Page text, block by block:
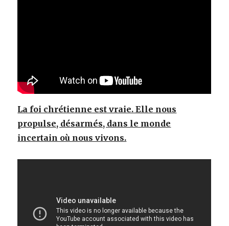
La foi chrétienne est vraie. Elle nous
propulse, désarmés, dans le monde
incertain où nous vivons.